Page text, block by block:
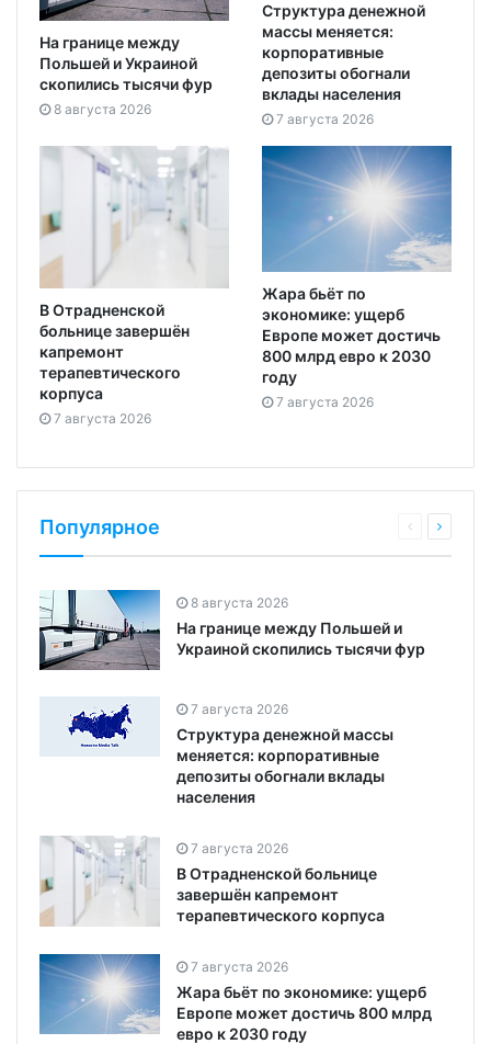
На границе между
Польшей и Украиной
скопились тысячи фур
8 августа 2026
Структура денежной
массы меняется:
корпоративные
депозиты обогнали
вклады населения
7 августа 2026
В Отрадненской
больнице завершён
капремонт
терапевтического
корпуса
7 августа 2026
Жара бьёт по
экономике: ущерб
Европе может достичь
800 млрд евро к 2030
году
7 августа 2026
Популярное
8 августа 2026
На границе между Польшей и
Украиной скопились тысячи фур
7 августа 2026
Структура денежной массы
меняется: корпоративные
депозиты обогнали вклады
населения
7 августа 2026
В Отрадненской больнице
завершён капремонт
терапевтического корпуса
7 августа 2026
Жара бьёт по экономике: ущерб
Европе может достичь 800 млрд
евро к 2030 году